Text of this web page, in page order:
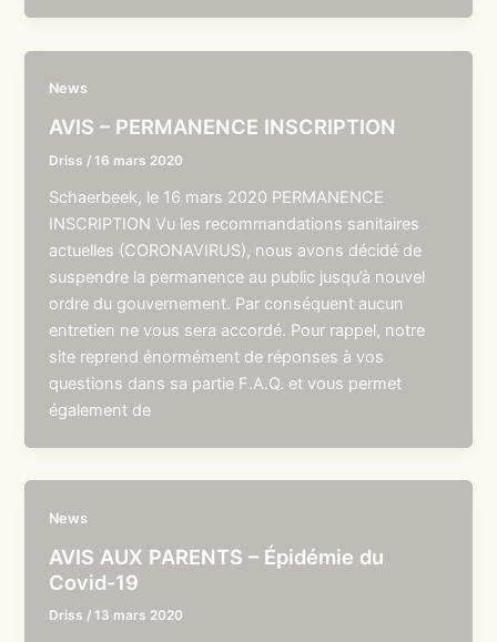
News
AVIS – PERMANENCE INSCRIPTION
Driss /16 mars 2020
Schaerbeek, le 16 mars 2020 PERMANENCE
INSCRIPTION Vu les recommandations sanitaires
actuelles (CORONAVIRUS), nous avons décidé de
suspendre la permanence au public jusqu’à nouvel
ordre du gouvernement. Par conséquent aucun
entretien ne vous sera accordé. Pour rappel, notre
site reprend énormément de réponses à vos
questions dans sa partie F.A.Q. et vous permet
également de
News
AVIS AUX PARENTS – Épidémie du
Covid-19
Driss /13 mars 2020